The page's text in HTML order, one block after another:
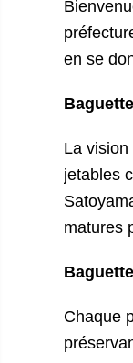
en se
La
jetables
matures
Chaque